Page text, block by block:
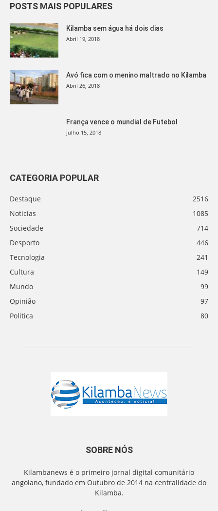
POSTS MAIS POPULARES
Kilamba sem água há dois dias
Abril 19, 2018
Avó fica com o menino maltrado no Kilamba
Abril 26, 2018
França vence o mundial de Futebol
Julho 15, 2018
CATEGORIA POPULAR
Destaque
2516
Noticias
1085
Sociedade
714
Desporto
446
Tecnologia
241
Cultura
149
Mundo
99
Opinião
97
Politica
80
SOBRE NÓS
Kilambanews é o primeiro jornal digital comunitário
angolano, fundado em Outubro de 2014 na centralidade do
Kilamba.